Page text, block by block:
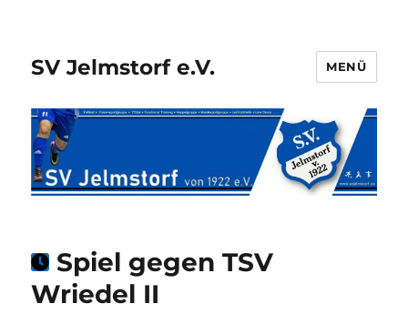
SV Jelmstorf e.V. MENÜ
Spiel gegen TSV
Wriedel II